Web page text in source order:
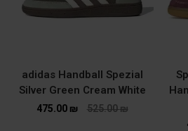
adidas Handball Spezial
Silver Green Cream White
525.00₪
475.00 ₪